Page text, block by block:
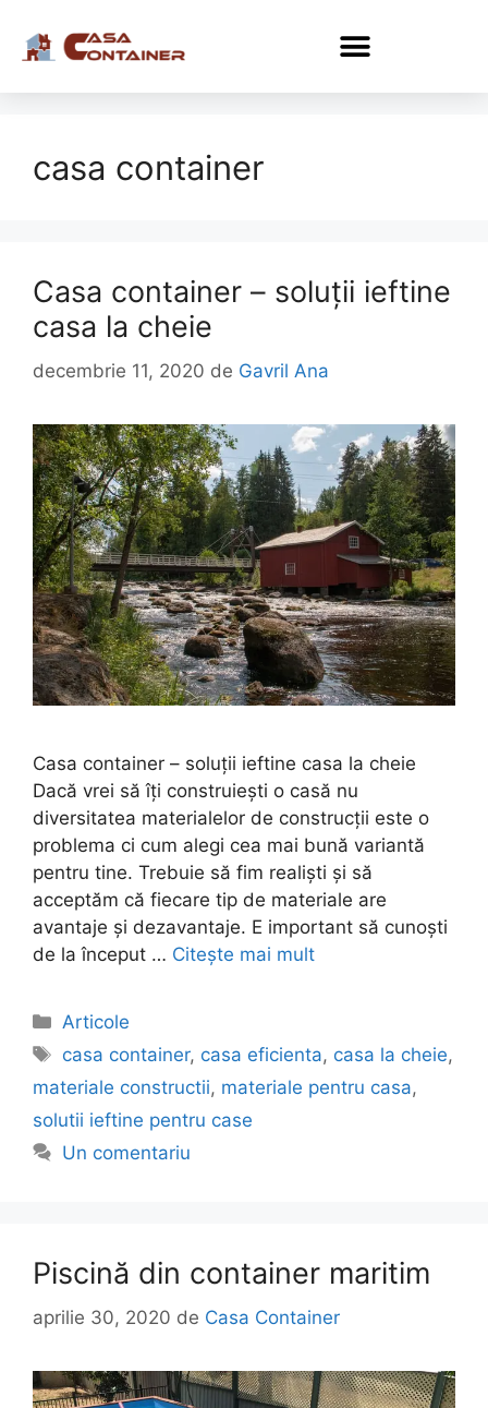
casa container
Casa container – soluții ieftine
casa la cheie
decembrie 11, 2020 de Gavril Ana
Casa container – soluții ieftine casa la cheie
Dacă vrei să îți construiești o casă nu
diversitatea materialelor de construcții este o
problema ci cum alegi cea mai bună variantă
pentru tine. Trebuie să fim realiști și să
acceptăm că fiecare tip de materiale are
avantaje și dezavantaje. E important să cunoști
de la început … Citește mai mult
Articole
casa container, casa eficienta, casa la cheie,
materiale constructii, materiale pentru casa,
solutii ieftine pentru case
Un comentariu
Piscină din container maritim
aprilie 30, 2020 de Casa Container